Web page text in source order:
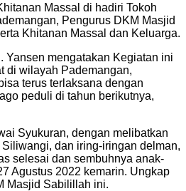
Massal di hadiri Tokoh
Pengurus DKM Masjid
Khitanan Massal dan Keluarga.
Yansen mengatakan Kegiatan ini
di wilayah Pademangan,
terus terlaksana dengan
peduli di tahun berikutnya,
Syukuran, dengan melibatkan
dan iring-iringan delman,
selesai dan sembuhnya anak-
Agustus 2022 kemarin. Ungkap
Masjid Sabilillah ini.